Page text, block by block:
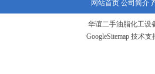
网站首页 公司简介
华谊二手油脂化工设
GoogleSitemap 技术支